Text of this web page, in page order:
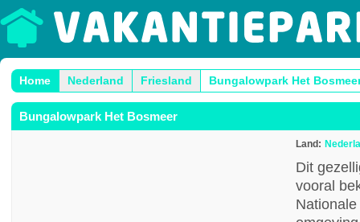
Home Nederland Friesland Bungalowpark Het
Bungalowpark Het Bosmeer
Land:
Dit
vooral